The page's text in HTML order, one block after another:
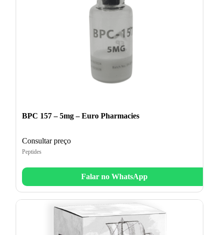
BPC 157 – 5mg – Euro Pharmacies
Consultar preço
Peptides
Falar no WhatsApp